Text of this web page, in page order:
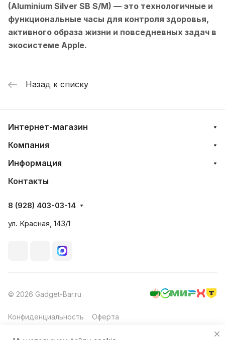
(Aluminium Silver SB S/M) — это технологичные и
функциональные часы для контроля здоровья,
активного образа жизни и повседневных задач в
экосистеме Apple.
Назад к списку
Интернет-магазин
Компания
Информация
Контакты
8 (928) 403-03-14
ул. Красная, 143/1
© 2026 Gadget-Bar.ru
Конфиденциальность Оферта